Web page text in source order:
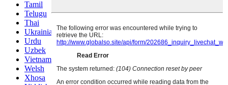
Tamil
Telugu
Thai
Ukrainian
Urdu
Uzbek
Vietnamese
Welsh
Xhosa